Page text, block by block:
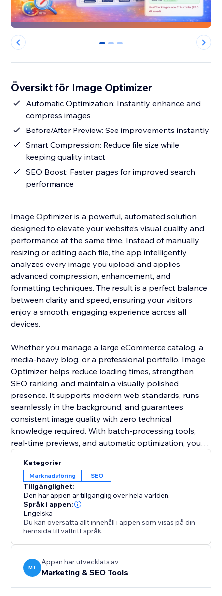
0 1 2
Översikt för Image Optimizer
Automatic Optimization: Instantly enhance and
compress images
Before/After Preview: See improvements instantly
Smart Compression: Reduce file size while
keeping quality intact
SEO Boost: Faster pages for improved search
performance
Image Optimizer is a powerful, automated solution
designed to elevate your website’s visual quality and
performance at the same time. Instead of manually
resizing or editing each file, the app intelligently
analyzes every image you upload and applies
advanced compression, enhancement, and
formatting techniques. The result is a perfect balance
between clarity and speed, ensuring your visitors
enjoy a smooth, engaging experience across all
devices.
Whether you manage a large eCommerce catalog, a
media-heavy blog, or a professional portfolio, Image
Optimizer helps reduce loading times, strengthen
SEO ranking, and maintain a visually polished
presence. It supports modern web standards, runs
seamlessly in the background, and guarantees
consistent image quality with zero technical
knowledge required. With batch-processing tools,
real-time previews, and automatic optimization, you
effortlessly.
Kategorier
Marknadsföring SEO
Tillgänglighet:
Den här appen är tillgänglig över hela världen.
Språk i appen:
Engelska
Du kan översätta allt innehåll i appen som visas på din
hemsida till valfritt språk.
MT
Appen har utvecklats av
Marketing & SEO Tools